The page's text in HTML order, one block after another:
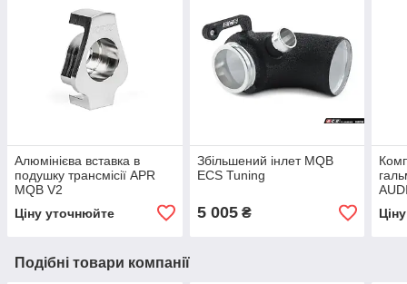
Алюмінієва вставка в
подушку трансмісії APR
MQB V2
Ціну уточнюйте
Збільшений інлет MQB
ECS Tuning
5 005₴
Подібні товари компанії